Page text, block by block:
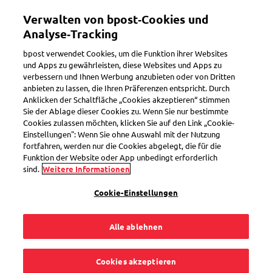
Toggle navigation
bbox-Automaten von bpost
Neuer Name. Mehr
Komfort.
Willkommen, bbox.
Pakete einfach und schnell empfangen, versenden
und zurücksenden.
bbox-Automaten finden
Verwalten von bpost‑Cookies und
Analyse‑Tracking
bpost verwendet Cookies, um die Funktion ihrer Websites
und Apps zu gewährleisten, diese Websites und Apps zu
verbessern und Ihnen Werbung anzubieten oder von Dritten
anbieten zu lassen, die Ihren Präferenzen entspricht. Durch
Anklicken der Schaltfläche „Cookies akzeptieren“ stimmen
Sie der Ablage dieser Cookies zu. Wenn Sie nur bestimmte
Cookies zulassen möchten, klicken Sie auf den Link „Cookie-
Einstellungen": Wenn Sie ohne Auswahl mit der Nutzung
fortfahren, werden nur die Cookies abgelegt, die für die
Funktion der Website oder App unbedingt erforderlich
sind. Weitere Informationen
Cookie-Einstellungen
Alle ablehnen
Cookies akzeptieren